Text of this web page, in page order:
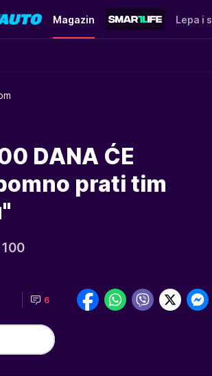
Magazin Lepa i
DANA ĆE
prati tim
6